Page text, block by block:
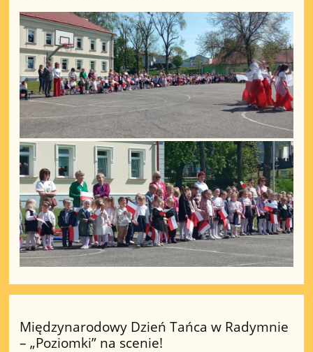
Międzynarodowy Dzień Tańca w Radymnie
– „Poziomki” na scenie!